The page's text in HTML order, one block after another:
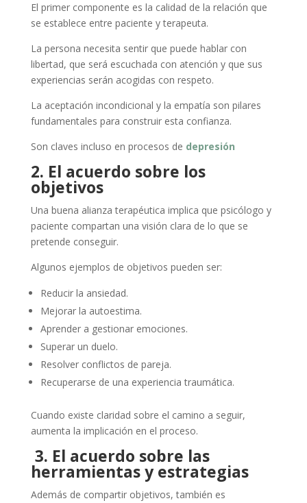
El primer componente es la calidad de la relación que
se establece entre paciente y terapeuta.
La persona necesita sentir que puede hablar con
libertad, que será escuchada con atención y que sus
experiencias serán acogidas con respeto.
La aceptación incondicional y la empatía son pilares
fundamentales para construir esta confianza.
Son claves incluso en procesos de depresión
2. El acuerdo sobre los
objetivos
Una buena alianza terapéutica implica que psicólogo y
paciente compartan una visión clara de lo que se
pretende conseguir.
Algunos ejemplos de objetivos pueden ser:
Reducir la ansiedad.
Mejorar la autoestima.
Aprender a gestionar emociones.
Superar un duelo.
Resolver conflictos de pareja.
Recuperarse de una experiencia traumática.
Cuando existe claridad sobre el camino a seguir,
aumenta la implicación en el proceso.
3. El acuerdo sobre las
herramientas y estrategias
Además de compartir objetivos, también es